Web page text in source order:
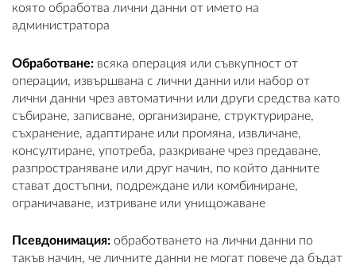
която обработва лични данни от името на
администратора
Обработване: всяка операция или съвкупност от
операции, извършвана с лични данни или набор от
лични данни чрез автоматични или други средства като
събиране, записване, организиране, структуриране,
съхранение, адаптиране или промяна, извличане,
консултиране, употреба, разкриване чрез предаване,
разпространяване или друг начин, по който данните
стават достъпни, подреждане или комбиниране,
ограничаване, изтриване или унищожаване
Псевдонимация: обработването на лични данни по
такъв начин, че личните данни не могат повече да бъдат